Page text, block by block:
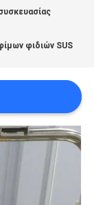
φιδιών SUS